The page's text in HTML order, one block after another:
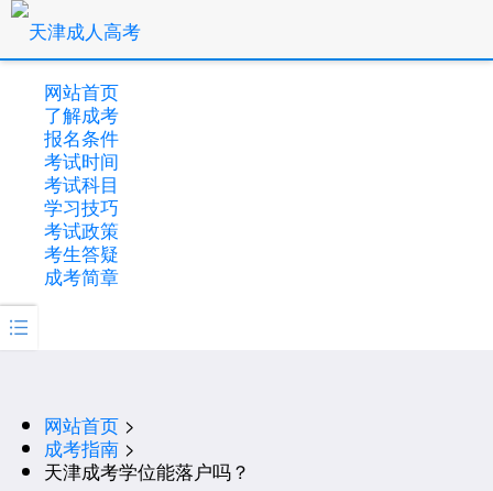
网站首页
了解成考
报名条件
考试时间
考试科目
学习技巧
考试政策
考生答疑
成考简章

网站首页 >
成考指南 >
天津成考学位能落户吗？